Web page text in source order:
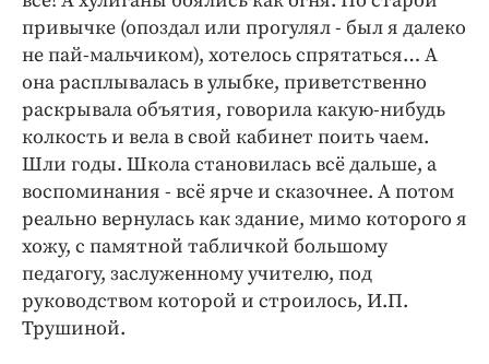
привычке (опоздал или прогулял - был я далеко
не пай-мальчиком), хотелось спрятаться… А
она расплывалась в улыбке, приветственно
раскрывала объятия, говорила какую-нибудь
колкость и вела в свой кабинет поить чаем.
Шли годы. Школа становилась всё дальше, а
воспоминания - всё ярче и сказочнее. А потом
реально вернулась как здание, мимо которого я
хожу, с памятной табличкой большому
педагогу, заслуженному учителю, под
руководством которой и строилось, И.П.
Трушиной.